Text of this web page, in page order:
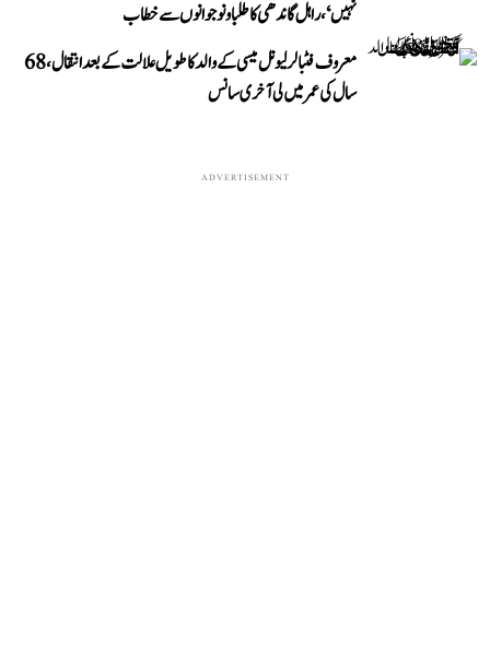
نہیں‘، راہل گاندھی کا طلبا و نوجوانوں سے خطاب
معروف فٹبالر لیونل میسی کے والد کا طویل علالت کے بعد انتقال، 68
سال کی عمر میں لی آخری سانس
ADVERTISEMENT